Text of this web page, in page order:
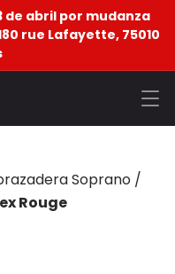
de abril por mudanza
rue Lafayette, 75010
Soprano /
Rouge